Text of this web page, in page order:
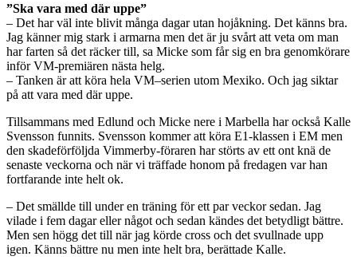
”Ska vara med där uppe”
– Det har väl inte blivit många dagar utan hojåkning. Det känns bra.
Jag känner mig stark i armarna men det är ju svårt att veta om man
har farten så det räcker till, sa Micke som får sig en bra genomkörare
inför VM-premiären nästa helg.
– Tanken är att köra hela VM–serien utom Mexiko. Och jag siktar
på att vara med där uppe.
Tillsammans med Edlund och Micke nere i Marbella har också Kalle
Svensson funnits. Svensson kommer att köra E1-klassen i EM men
den skadeförföljda Vimmerby-föraren har störts av ett ont knä de
senaste veckorna och när vi träffade honom på fredagen var han
fortfarande inte helt ok.
– Det smällde till under en träning för ett par veckor sedan. Jag
vilade i fem dagar eller något och sedan kändes det betydligt bättre.
Men sen högg det till när jag körde cross och det svullnade upp
igen. Känns bättre nu men inte helt bra, berättade Kalle.